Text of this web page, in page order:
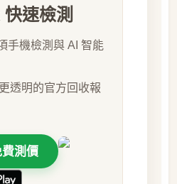
速檢測
手機檢測與 AI 智能
透明的官方回收報
費測價